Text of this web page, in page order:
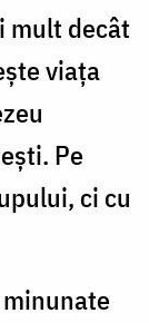
mult decât
viața
Pe
ci cu